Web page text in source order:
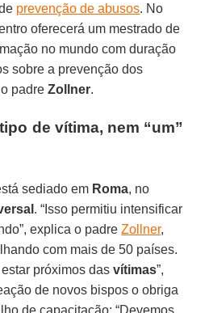
prevenção de abusos. No
oferecerá um mestrado de
no mundo com duração
sobre a prevenção dos
o padreZollner.
de vítima, nem “um”
sediado em Roma, no
. “Isso permitiu intensificar
explica o padreZollner,
com mais de 50 países.
estar próximos dasvítimas”,
de novos bispos o obriga
de capacitação: “Devemos